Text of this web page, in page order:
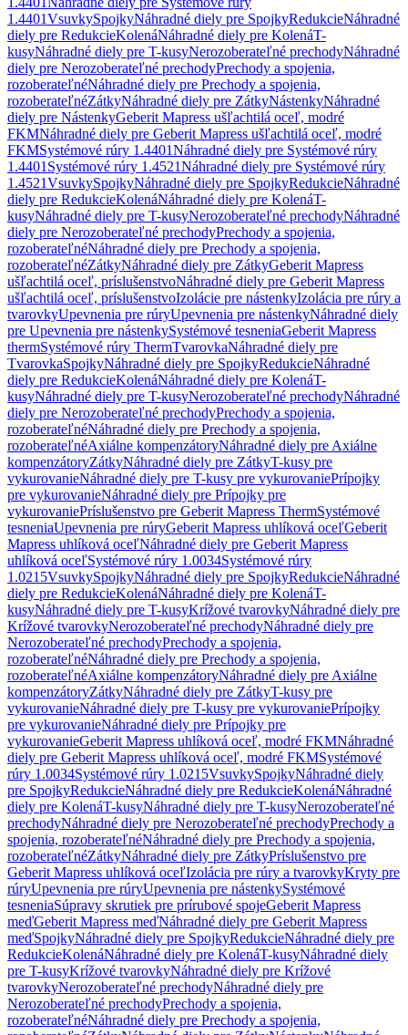
1.4401VsuvkySpojkyNáhradné diely pre SpojkyRedukcieNáhradné
diely pre RedukcieKolenáNáhradné diely pre KolenáT-
kusyNáhradné diely pre T-kusyNerozoberateľné prechodyNáhradné
diely pre Nerozoberateľné prechodyPrechody a spojenia,
rozoberateľnéNáhradné diely pre Prechody a spojenia,
rozoberateľnéZátkyNáhradné diely pre ZátkyNástenkyNáhradné
diely pre NástenkyGeberit Mapress ušľachtilá oceľ, modré
FKMNáhradné diely pre Geberit Mapress ušľachtilá oceľ, modré
FKMSystémové rúry 1.4401Náhradné diely pre Systémové rúry
1.4401 Systémové rúry 1.4521Náhradné diely pre Systémové rúry
1.4521VsuvkySpojkyNáhradné diely pre SpojkyRedukcieNáhradné
diely pre RedukcieKolenáNáhradné diely pre KolenáT-
kusyNáhradné diely pre T-kusyNerozoberateľné prechodyNáhradné
diely pre Nerozoberateľné prechodyPrechody a spojenia,
rozoberateľnéNáhradné diely pre Prechody a spojenia,
rozoberateľnéZátkyNáhradné diely pre ZátkyGeberit Mapress
ušľachtilá oceľ, príslušenstvoNáhradné diely pre Geberit Mapress
ušľachtilá oceľ, príslušenstvoIzolácie pre nástenkyIzolácia pre rúry a
tvarovkyUpevnenia pre rúryUpevnenia pre nástenkyNáhradné diely
pre Upevnenia pre nástenkySystémové tesneniaGeberit Mapress
thermSystémové rúry ThermTvarovkaNáhradné diely pre
TvarovkaSpojkyNáhradné diely pre SpojkyRedukcieNáhradné
diely pre RedukcieKolenáNáhradné diely pre KolenáT-
kusyNáhradné diely pre T-kusyNerozoberateľné prechodyNáhradné
diely pre Nerozoberateľné prechodyPrechody a spojenia,
rozoberateľnéNáhradné diely pre Prechody a spojenia,
rozoberateľnéAxiálne kompenzátoryNáhradné diely pre Axiálne
kompenzátoryZátkyNáhradné diely pre ZátkyT-kusy pre
vykurovanieNáhradné diely pre T-kusy pre vykurovaniePrípojky
pre vykurovanieNáhradné diely pre Prípojky pre
vykurovaniePríslušenstvo pre Geberit Mapress ThermSystémové
tesneniaUpevnenia pre rúryGeberit Mapress uhlíková oceľGeberit
Mapress uhlíková oceľNáhradné diely pre Geberit Mapress
uhlíková oceľSystémové rúry 1.0034Systémové rúry
1.0215VsuvkySpojkyNáhradné diely pre SpojkyRedukcieNáhradné
diely pre RedukcieKolenáNáhradné diely pre KolenáT-
kusyNáhradné diely pre T-kusyKrížové tvarovkyNáhradné diely pre
Krížové tvarovkyNerozoberateľné prechodyNáhradné diely pre
Nerozoberateľné prechodyPrechody a spojenia,
rozoberateľnéNáhradné diely pre Prechody a spojenia,
rozoberateľnéAxiálne kompenzátoryNáhradné diely pre Axiálne
kompenzátoryZátkyNáhradné diely pre ZátkyT-kusy pre
vykurovanieNáhradné diely pre T-kusy pre vykurovaniePrípojky
pre vykurovanieNáhradné diely pre Prípojky pre
vykurovanieGeberit Mapress uhlíková oceľ, modré FKMNáhradné
diely pre Geberit Mapress uhlíková oceľ, modré FKMSystémové
rúry 1.0034Systémové rúry 1.0215VsuvkySpojkyNáhradné diely
pre SpojkyRedukcieNáhradné diely pre RedukcieKolenáNáhradné
diely pre KolenáT-kusyNáhradné diely pre T-kusyNerozoberateľné
prechodyNáhradné diely pre Nerozoberateľné prechodyPrechody a
spojenia, rozoberateľnéNáhradné diely pre Prechody a spojenia,
rozoberateľnéZátkyNáhradné diely pre ZátkyPríslušenstvo pre
Geberit Mapress uhlíková oceľIzolácia pre rúry a tvarovkyKryty pre
rúryUpevnenia pre rúryUpevnenia pre nástenkySystémové
tesneniaSúpravy skrutiek pre prírubové spojeGeberit Mapress
meďGeberit Mapress meďNáhradné diely pre Geberit Mapress
meďSpojkyNáhradné diely pre SpojkyRedukcieNáhradné diely pre
RedukcieKolenáNáhradné diely pre KolenáT-kusyNáhradné diely
pre T-kusyKrížové tvarovkyNáhradné diely pre Krížové
tvarovkyNerozoberateľné prechodyNáhradné diely pre
Nerozoberateľné prechodyPrechody a spojenia,
rozoberateľnéNáhradné diely pre Prechody a spojenia,